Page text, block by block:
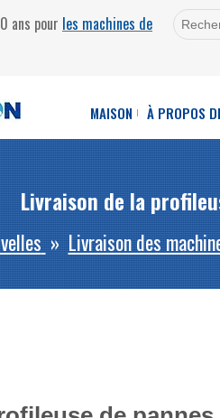
ans pour les machines de
MAISON À PROPOS
Livraison de la
» Livraison des